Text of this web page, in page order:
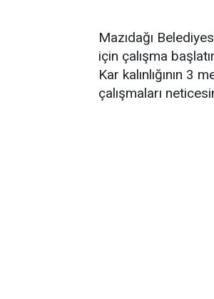
Mazıdağı
için çalışma
Kar kalınlığının 3
çalışmaları